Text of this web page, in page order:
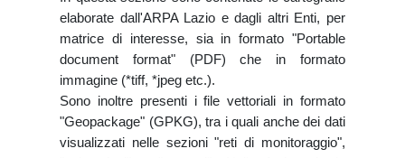
elaborate dall'ARPA Lazio e dagli altri Enti, per
matrice di interesse, sia in formato "Portable
document format" (PDF) che in formato
immagine (*tiff, *jpeg etc.).
Sono inoltre presenti i file vettoriali in formato
"Geopackage" (GPKG), tra i quali anche dei dati
visualizzati nelle sezioni "reti di monitoraggio",